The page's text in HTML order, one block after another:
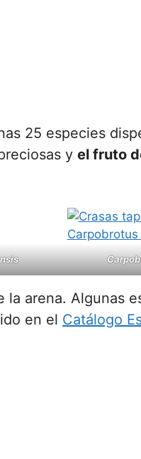
25 especies
y el fruto
arena. Algunas
en el Catálogo